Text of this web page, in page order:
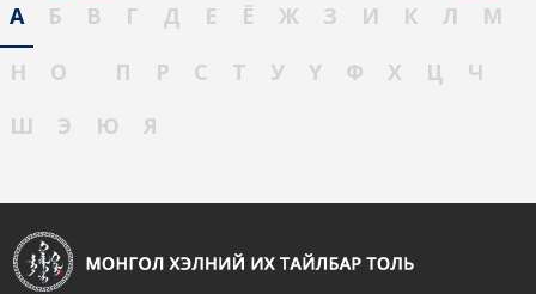
А Б В Г Д Е Ё Ж З И К Л
М
Н
О П Р С Т У Ү Ф Х Ц
Ч
Ш
Э Ю Я